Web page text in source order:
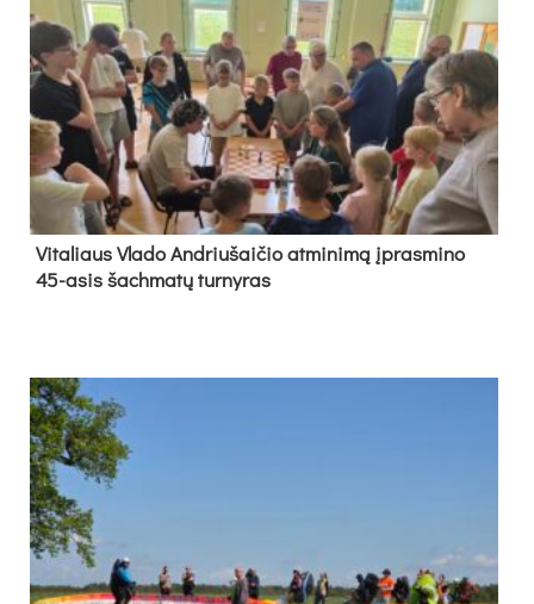
Vi­ta­liaus Vla­do And­riu­šai­čio at­mi­ni­mą įpras­mi­no
45-asis šach­ma­tų tur­ny­ras